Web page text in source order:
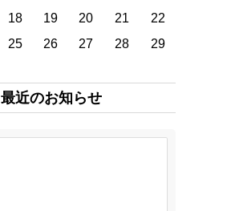
18 19 20 21
22
25 26 27 28
29
最近のお知らせ